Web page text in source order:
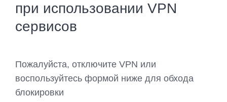
при использовании VPN
сервисов
Пожалуйста, отключите VPN или
воспользуйтесь формой ниже для обхода
блокировки